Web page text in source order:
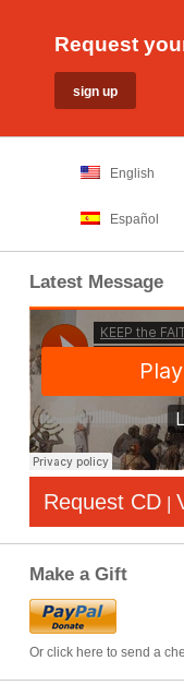
Request
English
Español
Latest Message
Request CD |
Make a Gift
Or click here to send a